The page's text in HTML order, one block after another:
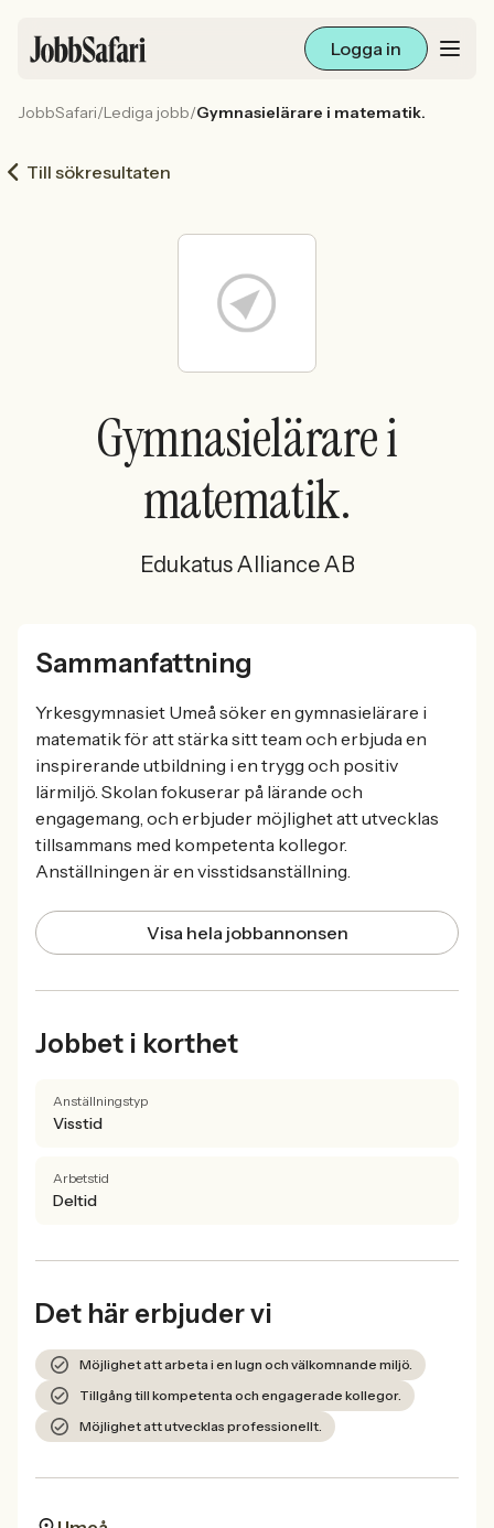
Logga in
Arbetsliv och karriär
För arbetsgivare
Sök med AI
Ny här? Skapa konto
JobbSafari/Lediga jobb/Gymnasielärare i matematik.
Till sökresultaten
Gymnasielärare i
matematik.
Edukatus Alliance AB
Sammanfattning
Yrkesgymnasiet Umeå söker en gymnasielärare i
matematik för att stärka sitt team och erbjuda en
inspirerande utbildning i en trygg och positiv
lärmiljö. Skolan fokuserar på lärande och
engagemang, och erbjuder möjlighet att utvecklas
tillsammans med kompetenta kollegor.
Anställningen är en visstidsanställning.
Visa hela jobbannonsen
Jobbet i korthet
Anställningstyp
Visstid
Arbetstid
Deltid
Det här erbjuder vi
Möjlighet att arbeta i en lugn och välkomnande miljö.
Tillgång till kompetenta och engagerade kollegor.
Möjlighet att utvecklas professionellt.